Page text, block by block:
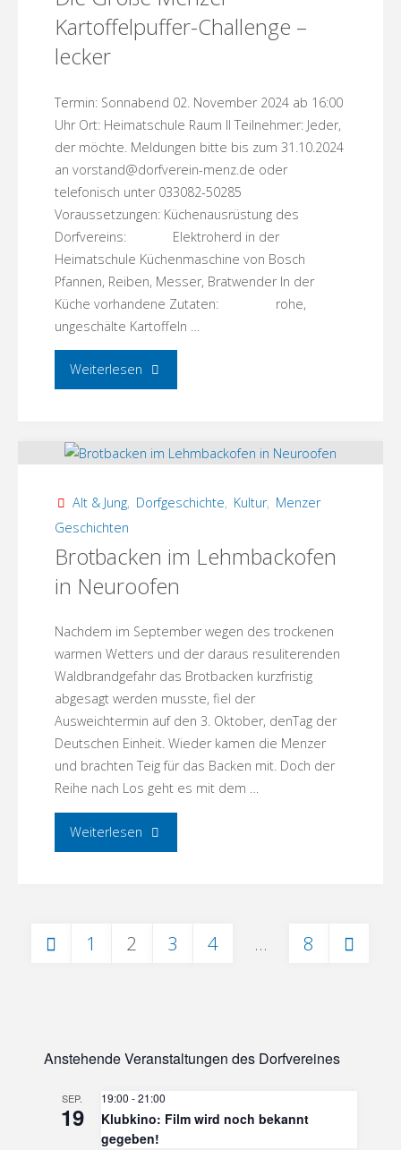
Kartoffelpuffer-Challenge –
lecker
Termin: Sonnabend 02. November 2024 ab 16:00
Uhr Ort: Heimatschule Raum II Teilnehmer: Jeder,
der möchte. Meldungen bitte bis zum 31.10.2024
an vorstand@dorfverein-menz.de oder
telefonisch unter 033082-50285
Voraussetzungen: Küchenausrüstung des
Dorfvereins: Elektroherd in der
Heimatschule Küchenmaschine von Bosch
Pfannen, Reiben, Messer, Bratwender In der
Küche vorhandene Zutaten: rohe,
ungeschälte Kartoffeln …
Weiterlesen "Die
Menzer
–
lecker"
Alt & Jung, Dorfgeschichte, Kultur, Menzer
Geschichten
Brotbacken im Lehmbackofen
in Neuroofen
Nachdem im September wegen des trockenen
warmen Wetters und der daraus resuliterenden
Waldbrandgefahr das Brotbacken kurzfristig
abgesagt werden musste, fiel der
Ausweichtermin auf den 3. Oktober, denTag der
Deutschen Einheit. Wieder kamen die Menzer
und brachten Teig für das Backen mit. Doch der
Reihe nach Los geht es mit dem …
Weiterlesen "Brotbacken
Beiträge
1 2 3 4 … 8
Anstehende Veranstaltungen des Dorfvereines
SEP.
19
19:00 -21:00
Klubkino: Film wird noch bekannt
gegeben!